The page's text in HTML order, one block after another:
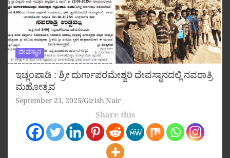
ದೇವಸ್ಥಾನ
ಇಚ್ಲಂಪಾಡಿ : ಶ್ರೀ ದುರ್ಗಾಪರಮೇಶ್ವರಿ ದೇವಸ್ಥಾನದಲ್ಲಿ ನವರಾತ್ರಿ
ಮಹೋತ್ಸವ
September 21, 2025 Girish Nair
Share this